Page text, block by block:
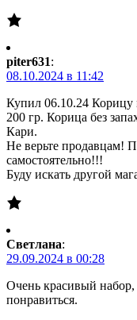
piter631:
08.10.2024 в 11:42
Купил 06.10.24
200 гр. Корица без
Кари.
Не верьте продавцам!
самостоятельно!!!
Буду искать другой
Светлана:
29.09.2024 в 00:28
Очень красивый
понравиться.